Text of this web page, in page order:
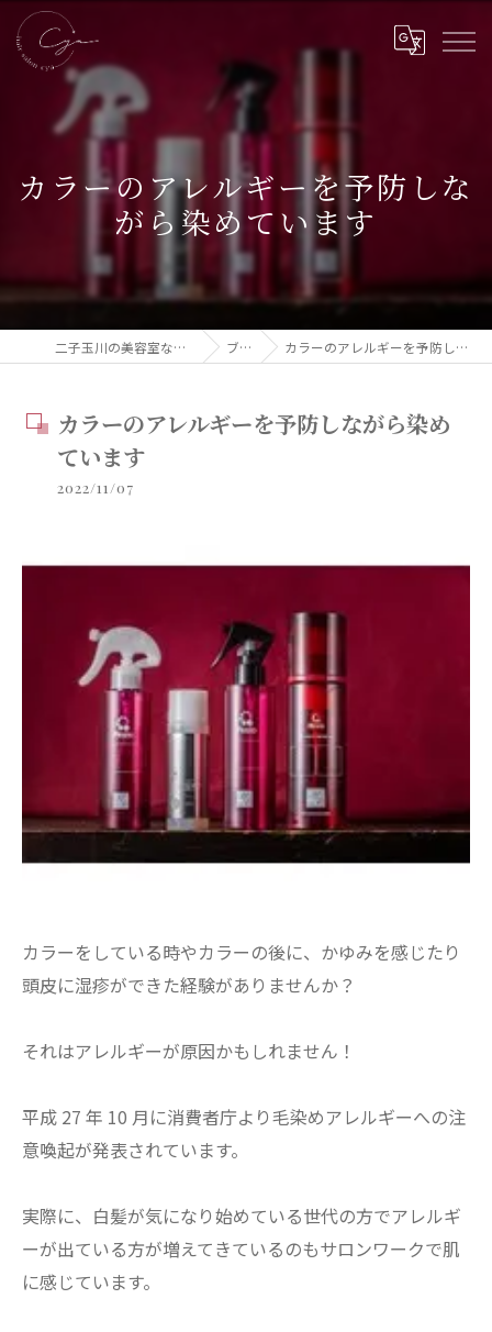
カラーのアレルギーを予防しな
がら染めています
二子玉川の美容室ならCya hair salon ブログ カラーのアレルギーを予防しながら染めています
カラーのアレルギーを予防しながら染め
ています
2022/11/07
カラーをしている時やカラーの後に、かゆみを感じたり
頭皮に湿疹ができた経験がありませんか？
それはアレルギーが原因かもしれません！
平成 27 年 10 月に消費者庁より毛染めアレルギーへの注
意喚起が発表されています。
実際に、白髪が気になり始めている世代の方でアレルギ
ーが出ている方が増えてきているのもサロンワークで肌
に感じています。